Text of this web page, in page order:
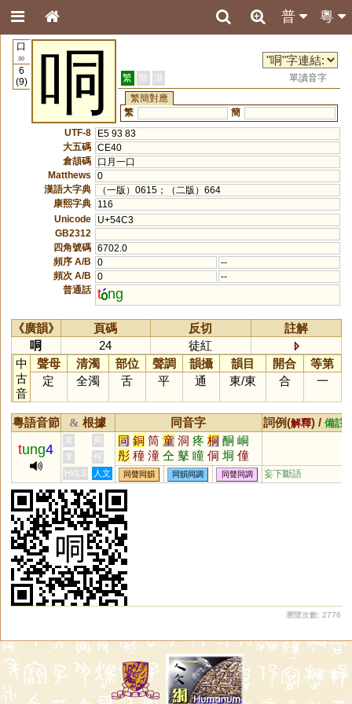
粵
普
口
30
6
(9)
哃 繁 簡 港
單讀音字
繁簡對應
繁
簡
UTF-8
E5 93 83
大五碼 CE40
倉頡碼
口月一口
Matthews
0
漢語大字典
（一版）0615；（二版）664
康熙字典
116
Unicode
U+54C3
GB2312
四角號碼 6702.0
頻序 A/B
0
--
頻次 A/B
0
--
普通話 t ng
《廣韻》 頁碼 反切
註解
哃
24
徒紅
中
古
音
聲母 清濁 部位 聲調 韻攝 韻目 開合
等第
定
全濁 舌 平 通 東/東 合 一
粵語音節 & 根據 同音字 詞例(解釋) / 備註
tung4
黃 周 同 銅 筒 童 洞 疼 桐 酮 峒
彤 穜 潼 仝 鼕 瞳 侗 垌 僮
佟 橦 曈 艟 膧 氃 朣 犝 獞
赨 筩 衕 茼 烔 罿 鮦 浵 餇
李
何
HKLS
人文 同聲同韻 同韻同調 同聲同調 妄下斷語
瀏覽次數: 2776